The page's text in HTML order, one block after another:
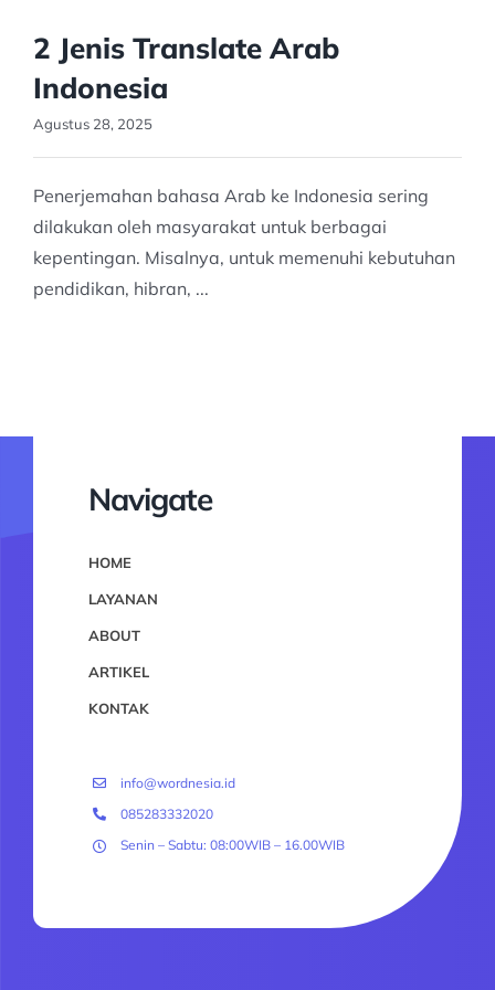
2 Jenis Translate Arab
Indonesia
Agustus 28, 2025
Penerjemahan bahasa Arab ke Indonesia sering
dilakukan oleh masyarakat untuk berbagai
kepentingan. Misalnya, untuk memenuhi kebutuhan
pendidikan, hibran, ...
Navigate
HOME
LAYANAN
ABOUT
ARTIKEL
KONTAK
info@wordnesia.id
085283332020
Senin – Sabtu: 08:00WIB – 16.00WIB